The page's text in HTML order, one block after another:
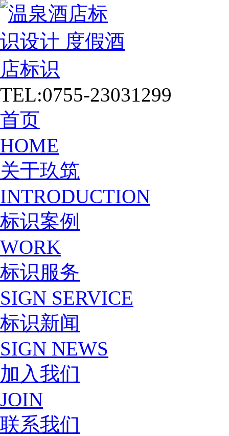
TEL:0755-23031299
首页
HOME
关于玖筑
INTRODUCTION
标识案例
WORK
标识服务
SIGN SERVICE
标识新闻
SIGN NEWS
加入我们
JOIN
联系我们